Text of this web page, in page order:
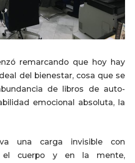
remarcando que hoy hay
del bienestar, cosa que se
de libros de auto-
emocional absoluta, la
una carga invisible con
el cuerpo y en la mente,